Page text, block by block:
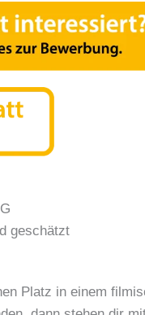
geschätzt
Platz in einem